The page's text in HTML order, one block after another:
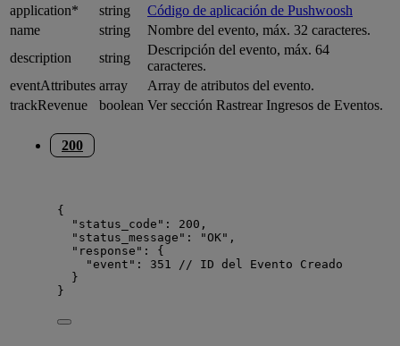
application*
string
Código de aplicación de Pushwoosh
name
string
Nombre del evento, máx. 32 caracteres.
description
string
Descripción del evento, máx. 64
caracteres.
eventAttributes array
Array de atributos del evento.
trackRevenue
boolean Ver sección Rastrear Ingresos de Eventos.
200
{
" status_code " : 200 ,
" status_message " : "OK" ,
" response " : {
" event " : 351
// ID del Evento Creado
}
}